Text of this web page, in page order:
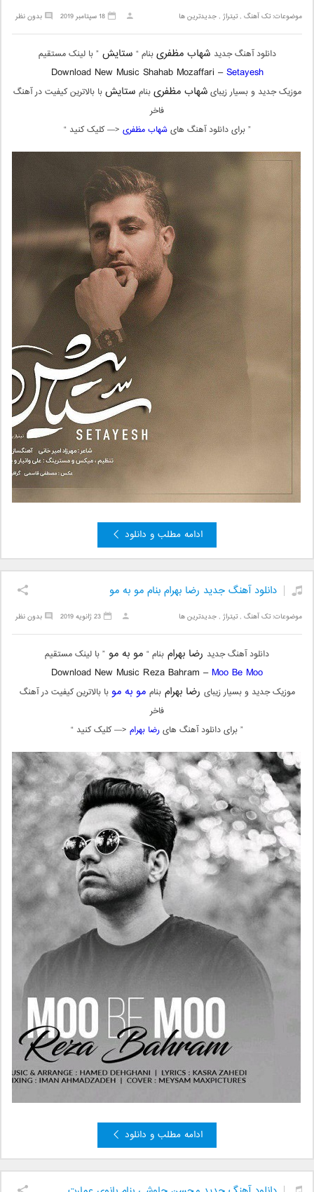
موضوعات:تک آهنگ ,تیتراژ ,جدیدترین ها بدون نظر 18 سپتامبر 2019
دانلود آهنگ جدید شهاب مظفریبنام “ ستایش” با لینک مستقیم
Download New Music Shahab Mozaffari –Setayesh
موزیک جدید و بسیار زیبایشهاب مظفریبنام ستایشبا بالاترین کیفیت در آهنگ
فاخر
” برای دانلود آهنگ هایشهاب مظفری <— کلیک کنید “
ادامه مطلب و دانلود
دانلود آهنگ جدید رضا بهرام بنام مو به مو
موضوعات:تک آهنگ ,تیتراژ ,جدیدترین ها بدون نظر 23 ژانویه 2019
دانلود آهنگ جدید رضا بهرام بنام “ مو به مو ” با لینک مستقیم
Download New Music Reza Bahram – Moo Be Moo
موزیک جدید و بسیار زیبای رضا بهرامبنام مو به موبا بالاترین کیفیت در آهنگ
فاخر
” برای دانلود آهنگ هایرضا بهرام <— کلیک کنید “
ادامه مطلب و دانلود